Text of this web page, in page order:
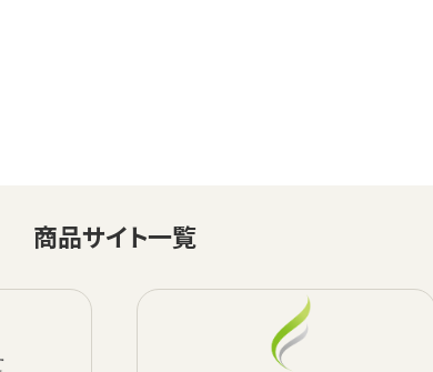
商品サイト一覧